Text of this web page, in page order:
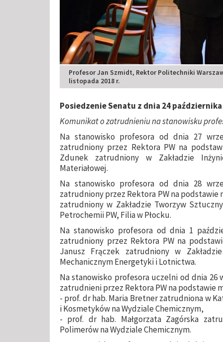
Profesor Jan Szmidt, Rektor Politechniki
listopada 2018 r.
Posiedzenie Senatu z dnia 24 października
Komunikat o zatrudnieniu na stanowisku
Na stanowisko profesora od dnia 27
zatrudniony przez Rektora PW na
Zdunek zatrudniony w Zakładzie
Materiałowej.
Na stanowisko profesora od dnia 28
zatrudniony przez Rektora PW na podstawie
zatrudniony w Zakładzie Tworzyw
Petrochemii PW, Filia w Płocku.
Na stanowisko profesora od dnia 1
zatrudniony przez Rektora PW na
Janusz Frączek zatrudniony w
Mechanicznym Energetyki i Lotnictwa.
Na stanowisko profesora uczelni od dnia 26
zatrudnieni przez Rektora PW na podstawie
- prof. dr hab. Maria Bretner zatrudniona w
i Kosmetyków na Wydziale Chemicznym,
- prof. dr hab. Małgorzata Zagórska
Polimerów na Wydziale Chemicznym.